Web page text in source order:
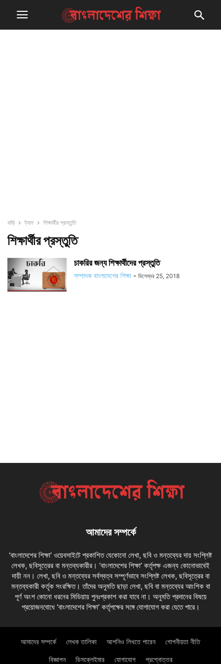
বাড়ি ট্যাগ শিক্ষার্থীর প্রস্তুতি
শিক্ষার্থীর প্রস্তুতি
চাকরির জন্য শিক্ষার্থীদের প্রস্তুতি
সম্পাদক বাংলাদেশের শিক্ষা - ডিসেম্বর 25, 2018
আমাদের সম্পর্কে
‘বাংলাদেশের শিক্ষা’ ওয়েবসাইটে প্রকাশিত যেকোনো লেখা, ছবি ও মন্তব্যের দায় সংশ্লিষ্ট
লেখক, ছবিসূত্রের বা মন্তব্যকারীর। ‘বাংলাদেশের শিক্ষা’ কর্তৃপক্ষ এজন্য কোনোভাবেই
দায়ী নন। লেখা, ছবি ও মন্তব্যের সর্বস্বত্ব সম্পূর্ণভাবে সংশ্লিষ্ট লেখক, ছবিসূত্রের বা
মন্তব্যকারী কর্তৃক সংরক্ষিত। তাঁদের অনুমতি ছাড়া লেখা, ছবি বা মন্তব্যের আংশিক বা
পূর্ণ অংশ কোনো ধরনের মিডিয়ায় পুনঃপ্রকাশ করা যাবে না। অনুমতি প্রদানের বিষয়ে
প্রয়োজনবোধে ‘বাংলাদেশের শিক্ষা’ কর্তৃপক্ষের সঙ্গে যোগাযোগ করা যেতে পারে।
আমাদের সম্পর্কে লেখক তালিকা আপনিও লিখতে পারেন গোপনীয়তা নীতি
বিজ্ঞাপন ডিসক্লেইমার যোগাযোগ প্রশ্নোত্তর